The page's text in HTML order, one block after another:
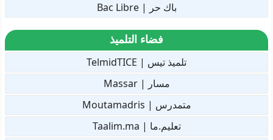
باك حر | Bac Libre
فضاء التلميذ
تلميذ تيس | TelmidTICE
مسار | Massar
متمدرس | Moutamadris
تعليم.ما | Taalim.ma